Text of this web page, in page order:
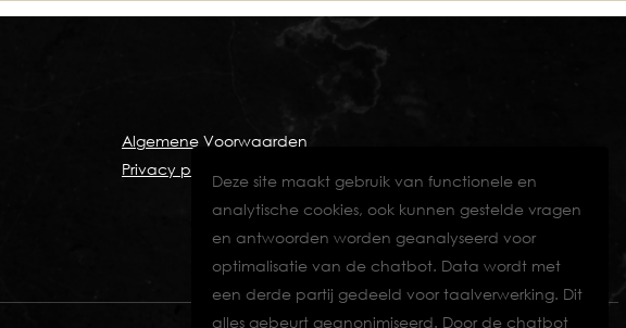
Deze site maakt gebruik van functionele en
analytische cookies, ook kunnen gestelde vragen
en antwoorden worden geanalyseerd voor
optimalisatie van de chatbot. Data wordt met
een derde partij gedeeld voor taalverwerking. Dit
alles gebeurt geanonimiseerd. Door de chatbot
Algemene Voorwaarden
Privacy policy